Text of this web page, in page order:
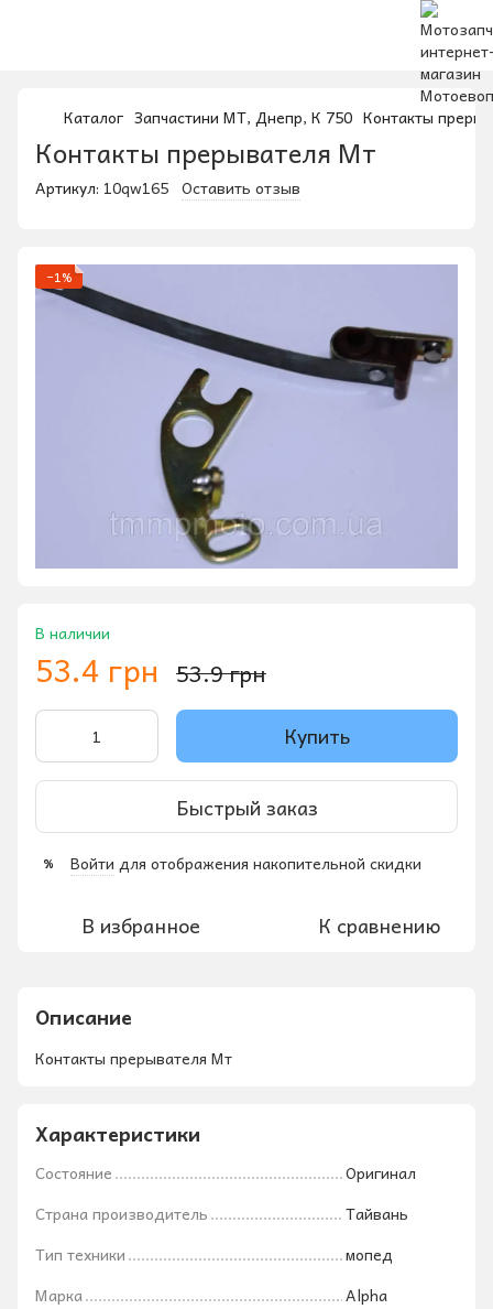
Каталог Запчастини МТ, Днепр, К 750 Контакты
Контакты прерывателя Мт
Артикул: 10qw165 Оставить отзыв
−1%
В наличии
53.4 грн 53.9 грн
Купить
Быстрый заказ
% Войти для отображения накопительной скидки
В избранное К сравнению
Описание
Контакты прерывателя Мт
Характеристики
Состояние
Оригинал
Страна производитель
Тайвань
Тип техники
мопед
Марка
Alpha